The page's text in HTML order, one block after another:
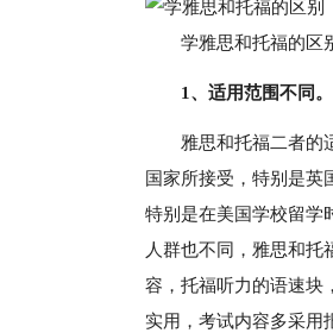
学雅思和托福的区
1、适用范围不同。
雅思和托福二者的
国家所接受，特别是英
特别是在美国学校留学
人群也不同，雅思和托
容，托福听力的语速块
实用，考试内容多采用